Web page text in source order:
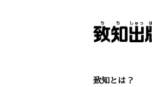
致知とは？